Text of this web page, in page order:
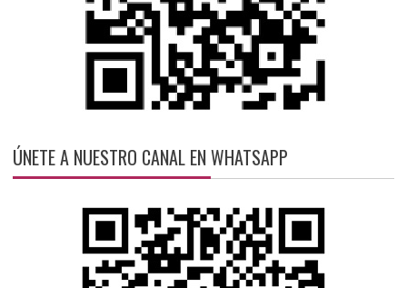
ÚNETE A NUESTRO CANAL EN WHATSAPP